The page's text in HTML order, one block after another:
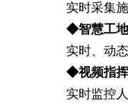
实时采集
◆智慧工
实时、动
◆视频指
实时监控